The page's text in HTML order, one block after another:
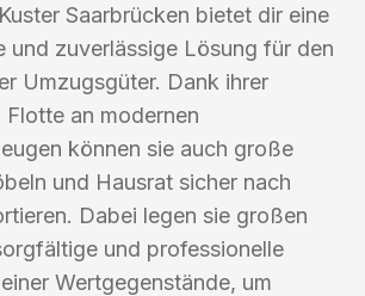
Saarbrücken bietet dir eine
und zuverlässige Lösung für den
Umzugsgüter. Dank ihrer
an modernen
können sie auch große
und Hausrat sicher nach
Dabei legen sie großen
und professionelle
Wertgegenstände, um